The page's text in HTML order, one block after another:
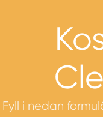
Fyll i nedan